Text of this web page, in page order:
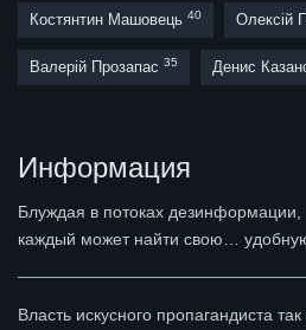
Костянтин Машовець 40 Олексій
Валерій Прозапас 35 Денис
Информация
Блуждая в потоках дезинформации,
каждый может найти свою…
Власть искусного пропагандиста